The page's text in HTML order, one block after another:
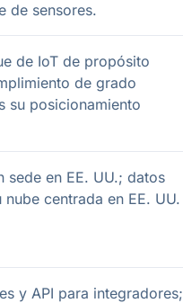
de sensores.
de IoT de propósito
de grado
su posicionamiento
sede en EE. UU.; datos
centrada en EE. UU.
y API para integradores;